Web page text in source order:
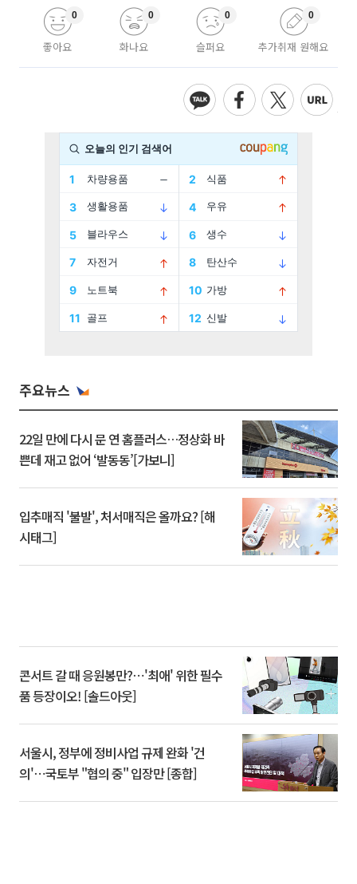
좋아요
0
화나요
0
슬퍼요
0
추가취재 원해요
0
주요뉴스
22일 만에 다시 문 연 홈플러스…정상화 바
쁜데 재고 없어 ‘발동동’[가보니]
입추매직 '불발', 처서매직은 올까요? [해
시태그]
콘서트 갈 때 응원봉만?⋯'최애' 위한 필수
품 등장이오! [솔드아웃]
서울시, 정부에 정비사업 규제 완화 '건
의'⋯국토부 "협의 중" 입장만 [종합]